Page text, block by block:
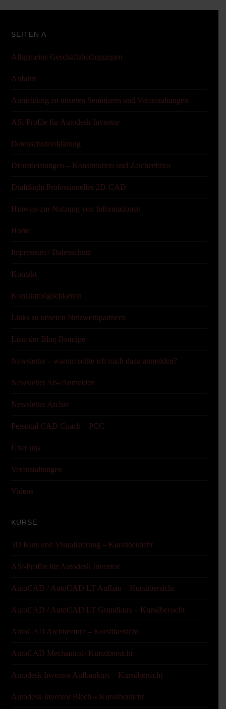
SEITEN A
Allgemeine Geschäftsbedingungen
Anfahrt
Anmeldung zu unseren Seminaren und Veranstaltungen
ASi-Profile für Autodesk Inventor
Datenschutzerklärung
Dienstleistungen – Konstruktion und Zeichenbüro
DraftSight Professionelles 2D-CAD
Hinweis zur Nutzung von Informationen
Home
Impressum / Datenschutz
Kontakt
Kontaktmöglichkeiten
Links zu unseren Netzwerkpartnern
Liste der Blog Beiträge
Newsletter – warum sollte ich mich dazu anmelden?
Newsletter Ab-/Anmelden
Newsletter Archiv
Personal CAD Coach – PCC
Über uns
Veranstaltungen
Videos
KURSE
3D Kurs und Visualisierung – Kursübersicht
ASi-Profile für Autodesk Inventor
AutoCAD / AutoCAD LT Aufbau – Kursübersicht
AutoCAD / AutoCAD LT Grundkurs – Kursübersicht
AutoCAD Architecture – Kursübersicht
AutoCAD Mechanical- Kursübersicht
Autodesk Inventor Aufbaukurs – Kursübersicht
Autodesk Inventor Blech – Kursübersicht